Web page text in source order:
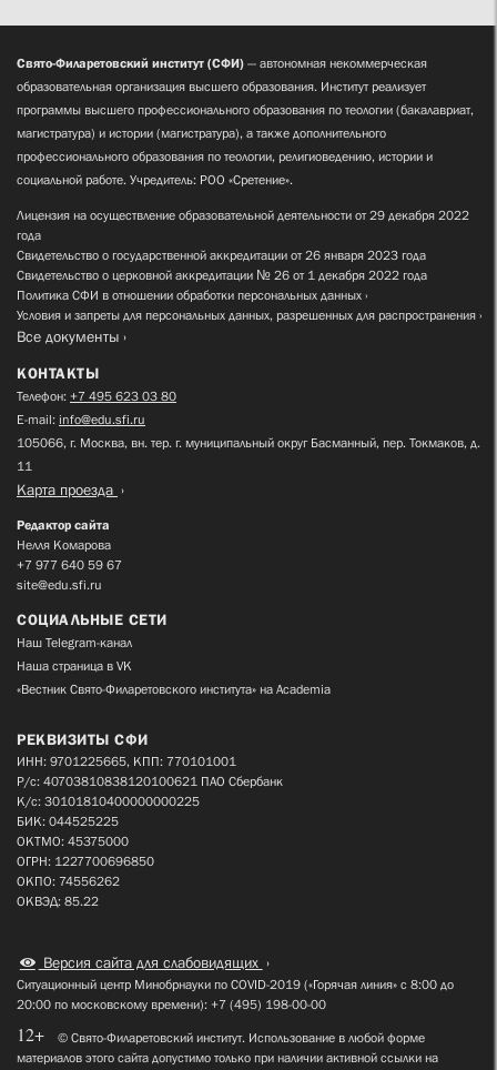
Свято-Филаретовский институт (СФИ) — автономная некоммерческая
образовательная организация высшего образования. Институт реализует
программы высшего профессионального образования по теологии (бакалавриат,
магистратура) и истории (магистратура), а также дополнительного
профессионального образования по теологии, религиоведению, истории и
социальной работе. Учредитель: РОО «Сретение».
Лицензия на осуществление образовательной деятельности от 29 декабря 2022
года
Свидетельство о государственной аккредитации от 26 января 2023 года
Свидетельство о церковной аккредитации № 26 от 1 декабря 2022 года
Политика СФИ в отношении обработки персональных данных
Условия и запреты для персональных данных, разрешенных для распространения
Все документы
КОНТАКТЫ
Телефон: +7 495 623 03 80
E-mail: info@edu.sfi.ru
105066, г. Москва, вн. тер. г. муниципальный округ Басманный, пер. Токмаков, д.
11
Карта проезда
Редактор сайта
Нелля Комарова
+7 977 640 59 67
site@edu.sfi.ru
СОЦИАЛЬНЫЕ СЕТИ
Наш Telegram-канал
Наша страница в VK
«Вестник Свято-Филаретовского института» на Academia
РЕКВИЗИТЫ СФИ
ИНН: 9701225665, КПП: 770101001
Р/с: 40703810838120100621 ПАО Сбербанк
К/с: 30101810400000000225
БИК: 044525225
ОКТМО: 45375000
ОГРН: 1227700696850
ОКПО: 74556262
ОКВЭД: 85.22
Версия сайта для слабовидящих
Ситуационный центр Минобрнауки по COVID-2019 («Горячая линия» с 8:00 до
20:00 по московскому времени): +7 (495) 198-00-00
12+
© Свято-Филаретовский институт. Использование в любой форме
материалов этого сайта допустимо только при наличии активной ссылки на